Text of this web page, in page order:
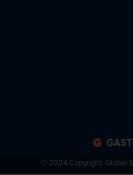
© 2024 Copyright: Global